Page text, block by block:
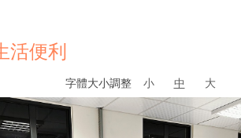
活便利
字體大小調整 小 中 大